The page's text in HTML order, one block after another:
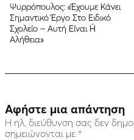
Ψυρρόπουλος: «Έχουμε Κάνει
Σημαντικό Έργο Στο Ειδικό
Σχολείο – Αυτή Είναι Ή
Αλήθεια»
Αφήστε μια απάντηση
Η ηλ. διεύθυνση σας δεν
σημειώνονται με *